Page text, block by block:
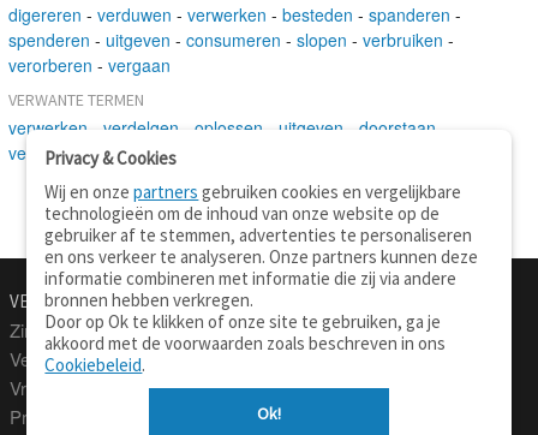
digereren - verduwen - verwerken - besteden - spanderen -
spenderen - uitgeven - consumeren - slopen - verbruiken -
verorberen - vergaan
VERWANTE TERMEN
verwerken verdelgen oplossen uitgeven doorstaan
veranderen-uiteenvallen
VERTALEN.NU
Zinnen vertalen
Verklarend woordenboek
Vraagbaak
Professionele vertaling
Over deze site
Privacy
Privacy & Cookies
Wij en onzepartners gebruiken cookies en vergelijkbare
technologieën om de inhoud van onze website op de
gebruiker af te stemmen, advertenties te personaliseren
en ons verkeer te analyseren. Onze partners kunnen deze
informatie combineren met informatie die zij via andere
bronnen hebben verkregen.
Door op Ok te klikken of onze site te gebruiken, ga je
akkoord met de voorwaarden zoals beschreven in ons
Cookiebeleid.
Ok!